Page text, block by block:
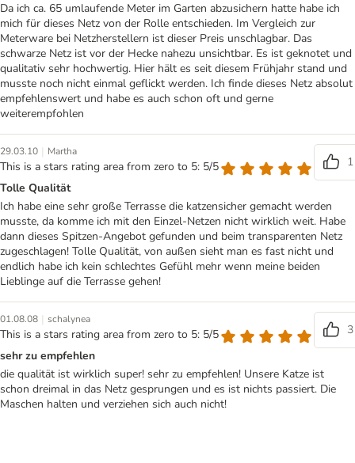
Da ich ca. 65 umlaufende Meter im Garten abzusichern hatte habe ich
mich für dieses Netz von der Rolle entschieden. Im Vergleich zur
Meterware bei Netzherstellern ist dieser Preis unschlagbar. Das
schwarze Netz ist vor der Hecke nahezu unsichtbar. Es ist geknotet und
qualitativ sehr hochwertig. Hier hält es seit diesem Frühjahr stand und
musste noch nicht einmal geflickt werden. Ich finde dieses Netz absolut
empfehlenswert und habe es auch schon oft und gerne
weiterempfohlen
29.03.10 | Martha
This is a stars rating area from zero to 5: 5/5
1
Tolle Qualität
Ich habe eine sehr große Terrasse die katzensicher gemacht werden
musste, da komme ich mit den Einzel-Netzen nicht wirklich weit. Habe
dann dieses Spitzen-Angebot gefunden und beim transparenten Netz
zugeschlagen! Tolle Qualität, von außen sieht man es fast nicht und
endlich habe ich kein schlechtes Gefühl mehr wenn meine beiden
Lieblinge auf die Terrasse gehen!
01.08.08 | schalynea
This is a stars rating area from zero to 5: 5/5
3
sehr zu empfehlen
die qualität ist wirklich super! sehr zu empfehlen! Unsere Katze ist
schon dreimal in das Netz gesprungen und es ist nichts passiert. Die
Maschen halten und verziehen sich auch nicht!